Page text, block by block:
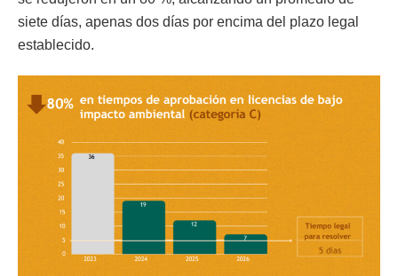
siete días, apenas dos días por encima del plazo legal
establecido.